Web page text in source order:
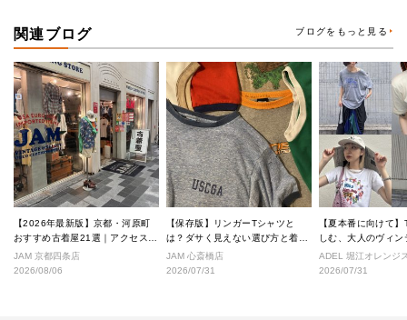
関連ブログ ブログをもっと見る
【2026年最新版】京都・河原町
おすすめ古着屋21選｜アクセス良
好な絶対行くべきショップ厳選！
JAM 京都四条店
2026/08/06
【保存版】リンガーTシャツと
は？ダサく見えない選び方と着こ
なし完全ガイド
JAM 心斎橋店
2026/07/31
【夏本番に向けて
しむ、大人のヴィ
ル
ADEL 堀江オレンジ
2026/07/31